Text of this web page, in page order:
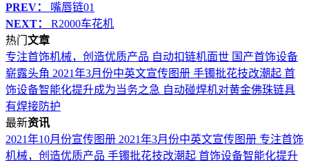
PREV：
嘴唇链01
NEXT：
R2000车花机
热门 文章
专注首饰机械，创造优质产品 自动扣链机面世 国产首饰设备
崭露头角 2021年3月份中英文宣传图册 手镯批花技改潮起 首
饰设备智能化提升成为当务之急 自动碰焊机对黄金佛珠链具
有焊接防护
最新资讯
2021年10月份宣传图册 2021年3月份中英文宣传图册 专注首饰
机械，创造优质产品 手镯批花技改潮起 首饰设备智能化提升